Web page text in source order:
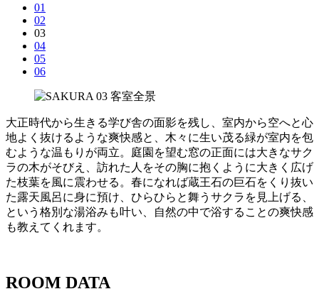
01
02
03
04
05
06
大正時代から生きる学び舎の面影を残し、室内から空へと心
地よく抜けるような爽快感と、木々に生い茂る緑が室内を包
むような温もりが両立。庭園を望む窓の正面には大きなサク
ラの木がそびえ、訪れた人をその胸に抱くように大きく広げ
た枝葉を風に震わせる。春になれば蔵王石の巨石をくり抜い
た露天風呂に身に預け、ひらひらと舞うサクラを見上げる、
という格別な湯浴みも叶い、自然の中で浴することの爽快感
も教えてくれます。
ROOM DATA